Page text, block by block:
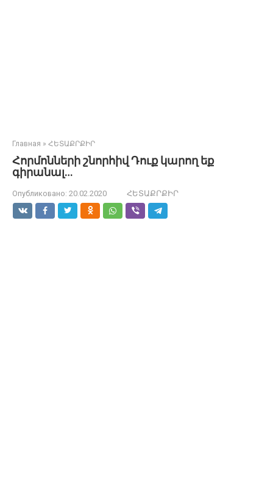
Главная » ՀԵՏԱՔՐՔԻՐ
Հորմոնների շնորհիվ Դուք կարող եք
գիրանալ…
Опубликовано: 20.02.2020 ՀԵՏԱՔՐՔԻՐ